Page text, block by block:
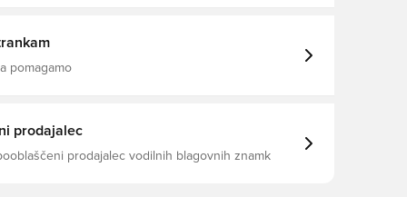
pomagamo
prodajalec
prodajalec vodilnih blagovnih znamk